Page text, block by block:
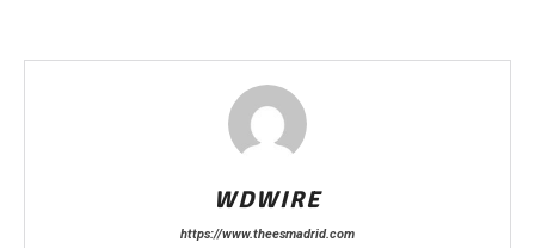
WDWIRE
https://www.theesmadrid.com